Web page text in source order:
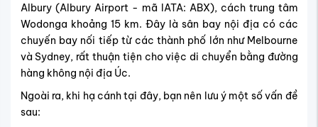
Albury (Albury Airport - mã IATA: ABX), cách trung tâm
Wodonga khoảng 15 km. Đây là sân bay nội địa có các
chuyến bay nối tiếp từ các thành phố lớn như Melbourne
và Sydney, rất thuận tiện cho việc di chuyển bằng đường
hàng không nội địa Úc.
Ngoài ra, khi hạ cánh tại đây, bạn nên lưu ý một số vấn đề
sau: